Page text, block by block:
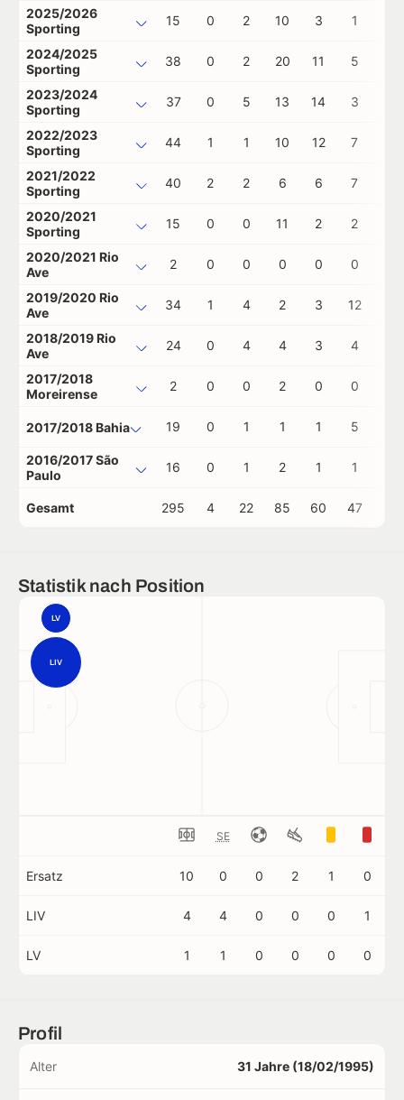
2025/2026
Sporting
15 0 2 10 3 1
2024/2025
Sporting
38 0 2 20 11 5
2023/2024
Sporting
37 0 5 13 14 3
2022/2023
Sporting
44 1 1 10 12 7
2021/2022
Sporting
40 2 2 6 6 7
2020/2021
Sporting
15 0 0 11 2 2
2020/2021 Rio
Ave
2 0 0 0 0 0
2019/2020 Rio
Ave
34 1 4 2 3 12
2018/2019 Rio
Ave
24 0 4 4 3 4
2017/2018
Moreirense
2 0 0 2 0 0
2017/2018 Bahia 19 0 1 1 1 5
2016/2017 São
Paulo
16 0 1 2 1 1
Gesamt 295 4 22 85 60 47
Statistik nach Position
LIV
LV
SE
Ersatz 10 0 0 2 1 0
LIV 4 4 0 0 0 1
LV 1 1 0 0 0 0
Profil
Alter 31 Jahre (18/02/1995)